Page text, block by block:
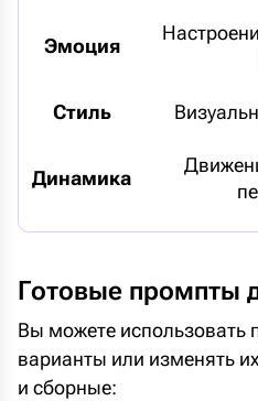
Эмоция
Стиль
Динамика
Готовые промпты
Вы можете использовать
варианты или изменять
и сборные: